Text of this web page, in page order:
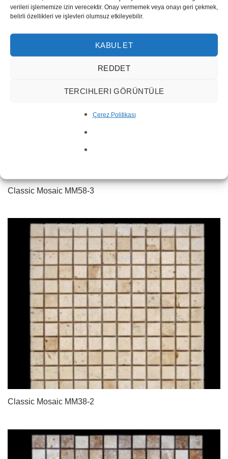
verileri işlememize izin verecektir. Onay vermemek veya onayı geri çekmek,
belirli özellikleri ve işlevleri olumsuz etkileyebilir.
KABUL ET
REDDET
TERCIHLERI GÖRÜNTÜLE
Çerez Politikası
Classic Mosaic MM58-3
Classic Mosaic MM38-2